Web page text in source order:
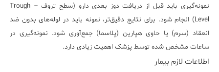
نمونه‌گیری باید قبل از دریافت دوز بعدی دارو (سطح تروف – Trough
Level) انجام شود. برای نتایج دقیق‌تر، نمونه باید در لوله‌های بدون ضد
انعقاد (سرم) یا حاوی هپارین (پلاسما) جمع‌آوری شود. نمونه‌گیری در
ساعات مشخص شده توسط پزشک اهمیت زیادی دارد.
اطلاعات لازم بیمار